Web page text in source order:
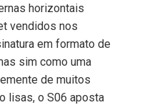
horizontais
vendidos nos
em formato de
sim como uma
de muitos
lisas, o S06 aposta